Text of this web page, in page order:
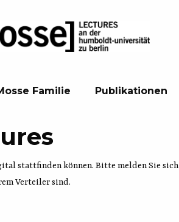
Familie Publikationen
stattfinden können. Bitte melden Sie sich
Verteiler sind.